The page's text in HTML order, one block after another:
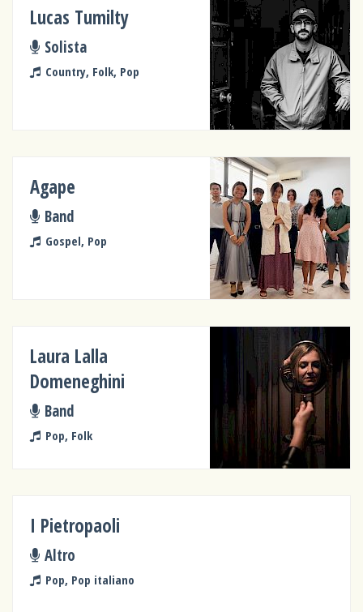
Lucas Tumilty
Solista
Country, Folk, Pop
Agape
Band
Gospel, Pop
Laura Lalla
Domeneghini
Band
Pop, Folk
I Pietropaoli
Altro
Pop, Pop italiano